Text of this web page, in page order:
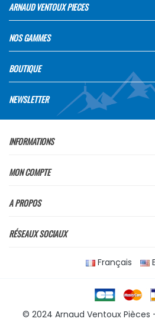
ARNAUD VENTOUX PIECES
NOS GAMMES
BOUTIQUE
NEWSLETTER
INFORMATIONS
MON COMPTE
A PROPOS
RÉSEAUX SOCIAUX
Français
© 2024 Arnaud Ventoux Pièces